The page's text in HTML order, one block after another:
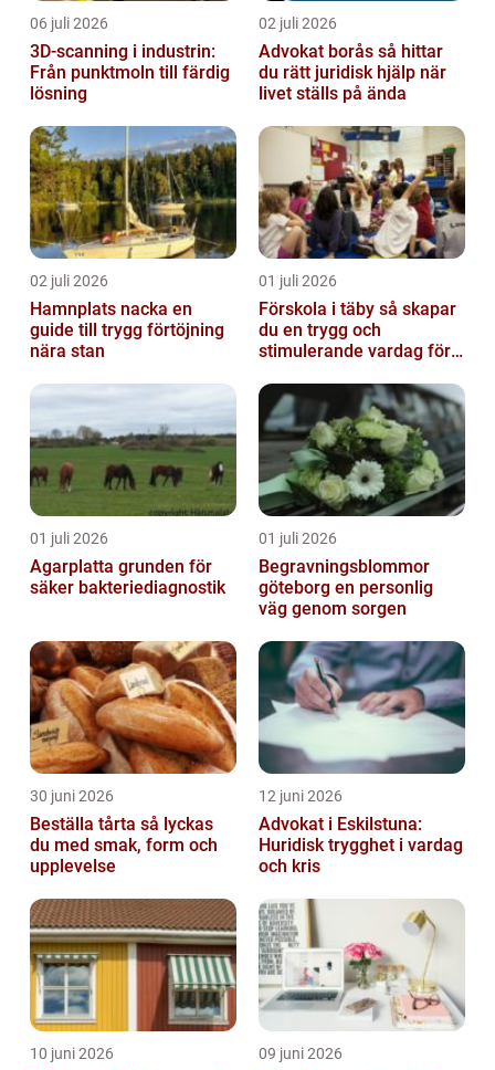
06 juli 2026
3D-scanning i industrin:
Från punktmoln till färdig
lösning
02 juli 2026
Advokat borås så hittar
du rätt juridisk hjälp när
livet ställs på ända
02 juli 2026
Hamnplats nacka en
guide till trygg förtöjning
nära stan
01 juli 2026
Förskola i täby så skapar
du en trygg och
stimulerande vardag för
01 juli 2026
Agarplatta grunden för
säker bakteriediagnostik
01 juli 2026
Begravningsblommor
göteborg en personlig
väg genom sorgen
30 juni 2026
Beställa tårta så lyckas
du med smak, form och
upplevelse
12 juni 2026
Advokat i Eskilstuna:
Huridisk trygghet i vardag
och kris
10 juni 2026 09 juni 2026